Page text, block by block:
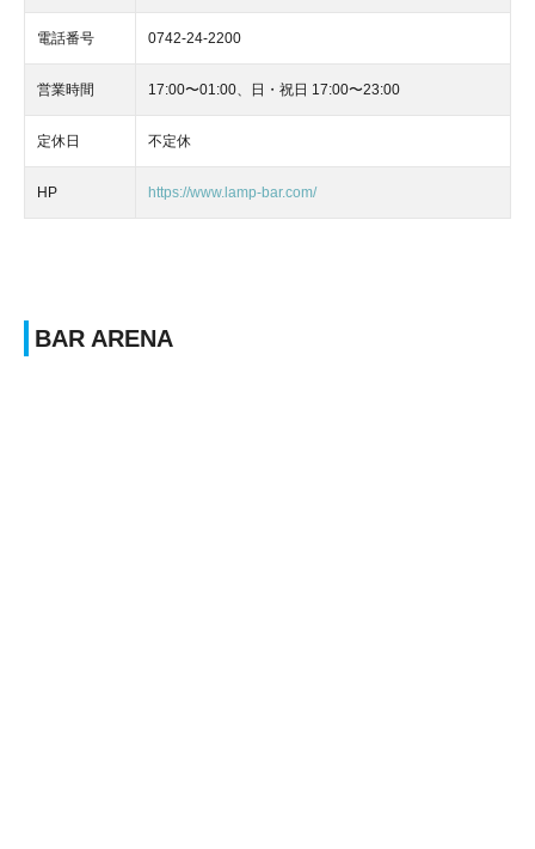
電話番号 0742-24-2200
営業時間 17:00〜01:00、日・祝日 17:00〜23:00
定休日 不定休
HP https://www.lamp-bar.com/
BAR ARENA